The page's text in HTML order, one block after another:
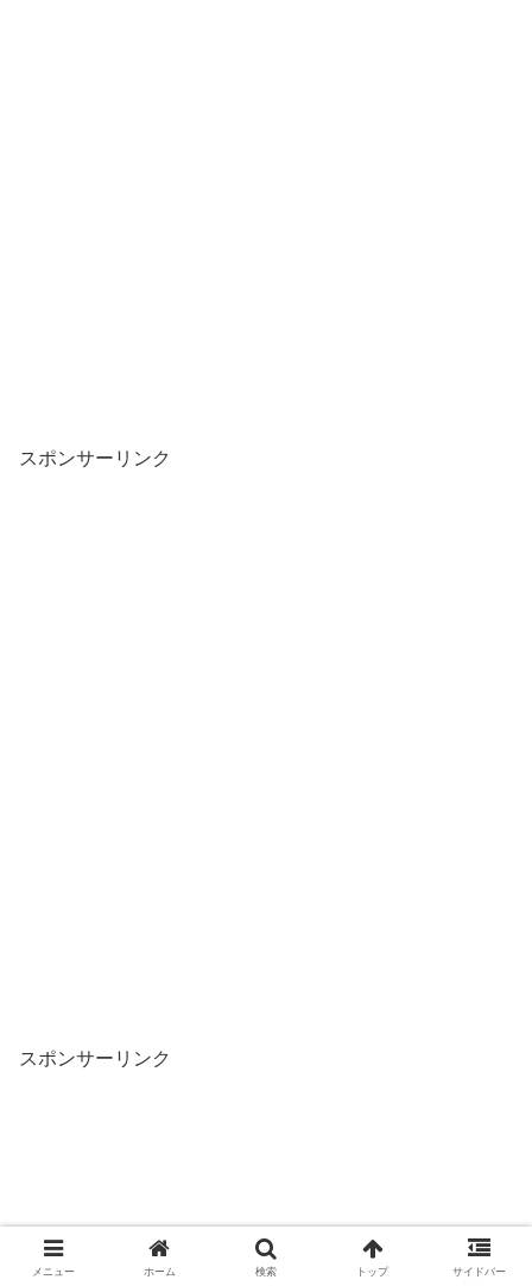
スポンサーリンク
スポンサーリンク
メニュー ホーム 検索 トップ サイドバー